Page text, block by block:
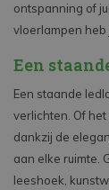
ontspanning of
vloerlampen
Een
Een staande
verlichten. Of
dankzij de
aan elke ruimte.
leeshoek,